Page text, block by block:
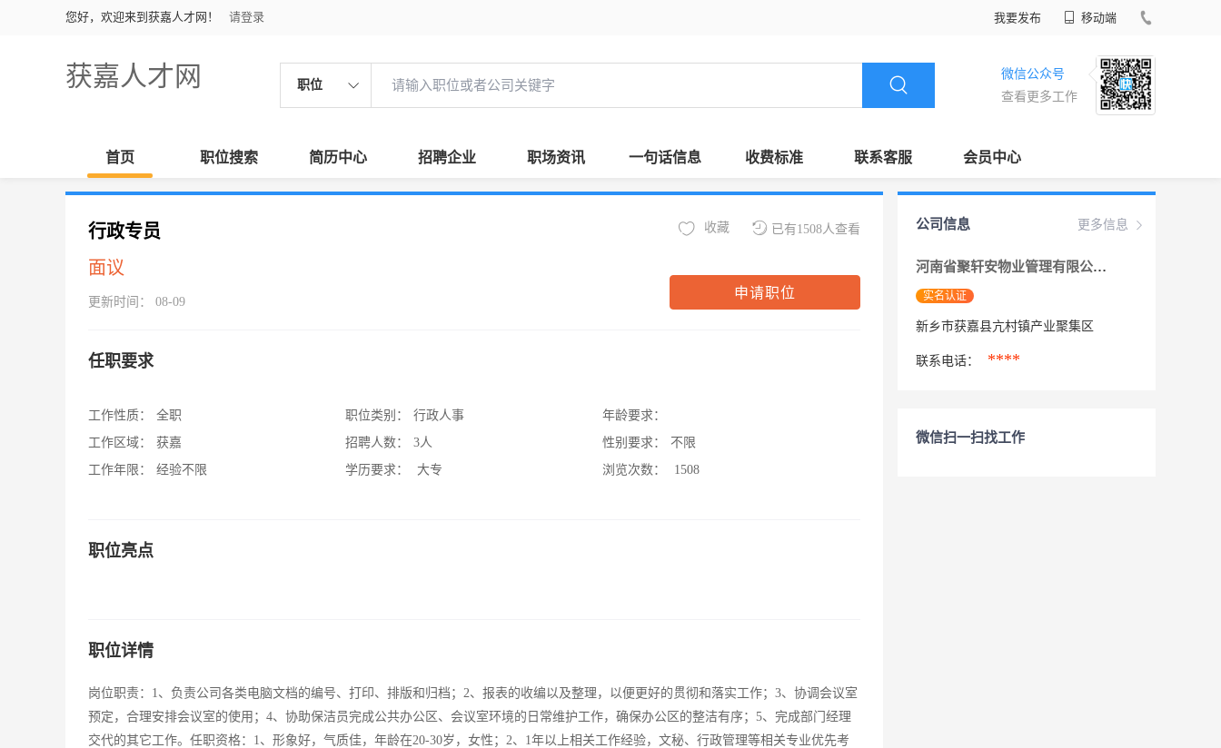
您好，欢迎来到获嘉人才网！ 请登录 我要发布 移动端
获嘉人才网 职位
微信公众号
查看更多工作
首页 职位搜索 简历中心 招聘企业 职场资讯 一句话信息 收费标准 联系客服 会员中心
行政专员
面议
更新时间： 08-09
已有1508人查看
收藏
申请职位
任职要求
工作性质：
全职
工作区域：
获嘉
工作年限：
经验不限
职位类别：
行政人事
招聘人数：
3人
学历要求：
大专
年龄要求：
性别要求：
不限
浏览次数：
1508
职位亮点
职位详情
岗位职责：1、负责公司各类电脑文档的编号、打印、排版和归档；2、报表的收编以及整理，以便更好的贯彻和落实工作；3、协调会议室
预定，合理安排会议室的使用；4、协助保洁员完成公共办公区、会议室环境的日常维护工作，确保办公区的整洁有序；5、完成部门经理
交代的其它工作。任职资格：1、形象好，气质佳，年龄在20-30岁，女性；2、1年以上相关工作经验，文秘、行政管理等相关专业优先考
更多信息
公司信息
河南省聚轩安物业管理有限公司
实名认证
新乡巿获嘉县亢村镇产业聚集区
联系电话： ****
微信扫一扫找工作